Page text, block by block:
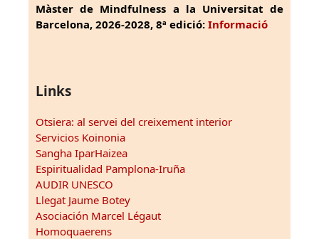
Màster de Mindfulness a la Universitat de
Barcelona, 2026-2028, 8ª edició: Informació
Links
Otsiera: al servei del creixement interior
Servicios Koinonia
Sangha IparHaizea
Espiritualidad Pamplona-Iruña
AUDIR UNESCO
Llegat Jaume Botey
Asociación Marcel Légaut
Homoquaerens